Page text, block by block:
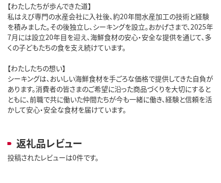
【わたしたちが歩んできた道】
私はえび専門の水産会社に入社後、約20年間水産加工の技術と経験
を積みました。その後独立し、シーキングを設立。おかげさまで、2025年
7月には設立20年目を迎え、海鮮食材の安心・安全な提供を通じて、多
くの子どもたちの食を支え続けています。
【わたしたちの想い】
シーキングは、おいしい海鮮食材を手ごろな価格で提供してきた自負が
あります。消費者の皆さまのご希望に沿った商品づくりを大切にすると
ともに、前職で共に働いた仲間たちが今も一緒に働き、経験と信頼を活
かして安心・安全な食材を届けています。
返礼品レビュー
投稿されたレビューは0件です。